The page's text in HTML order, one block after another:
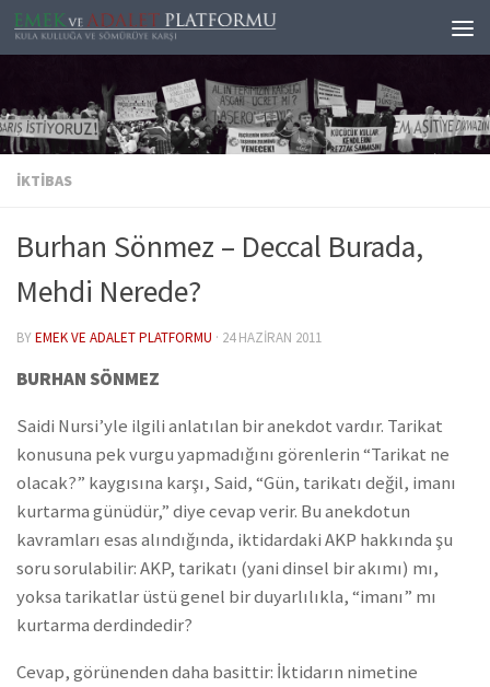
Skip to content
İKTIBAS
Burhan Sönmez – Deccal Burada,
Mehdi Nerede?
BYEMEK VE ADALET PLATFORMU · 24 HAZIRAN 2011
BURHAN SÖNMEZ
Saidi Nursi’yle ilgili anlatılan bir anekdot vardır. Tarikat
konusuna pek vurgu yapmadığını görenlerin “Tarikat ne
olacak?” kaygısına karşı, Said, “Gün, tarikatı değil, imanı
kurtarma günüdür,” diye cevap verir. Bu anekdotun
kavramları esas alındığında, iktidardaki AKP hakkında şu
soru sorulabilir: AKP, tarikatı (yani dinsel bir akımı) mı,
yoksa tarikatlar üstü genel bir duyarlılıkla, “imanı” mı
kurtarma derdindedir?
Cevap, görünenden daha basittir: İktidarın nimetine